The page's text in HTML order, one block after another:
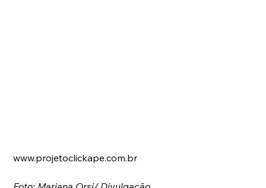
www.projetoclickape.com.br